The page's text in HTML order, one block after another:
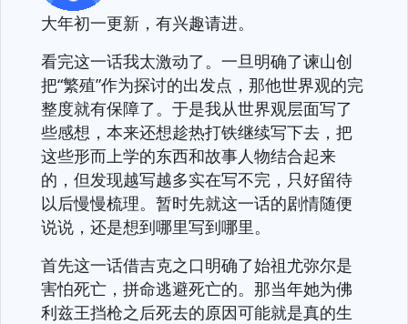
大年初一更新，有兴趣请进。
看完这一话我太激动了。一旦明确了谏山创
把“繁殖”作为探讨的出发点，那他世界观的完
整度就有保障了。于是我从世界观层面写了
些感想，本来还想趁热打铁继续写下去，把
这些形而上学的东西和故事人物结合起来
的，但发现越写越多实在写不完，只好留待
以后慢慢梳理。暂时先就这一话的剧情随便
说说，还是想到哪里写到哪里。
首先这一话借吉克之口明确了始祖尤弥尔是
害怕死亡，拼命逃避死亡的。那当年她为佛
利兹王挡枪之后死去的原因可能就是真的生